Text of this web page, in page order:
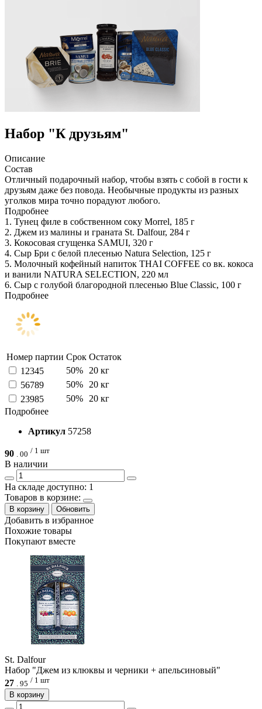
Набор "К друзьям"
Описание
Состав
Отличный подарочный набор, чтобы взять с собой в гости к
друзьям даже без повода. Необычные продукты из разных
уголков мира точно порадуют любого.
Подробнее
1. Тунец филе в собственном соку Morrel, 185 г
2. Джем из малины и граната St. Dalfour, 284 г
3. Кокосовая сгущенка SAMUI, 320 г
4. Сыр Бри с белой плесенью Natura Selection, 125 г
5. Молочный кофейный напиток THAI COFFEE со вк. кокоса
и ванили NATURA SELECTION, 220 мл
6. Сыр с голубой благородной плесенью Blue Classic, 100 г
Подробнее
Номер партии Срок Остаток
12345
50%
20 кг
56789
50%
20 кг
23985
50%
20 кг
Подробнее
Артикул 57258
90 . 00 / 1 шт
В наличии
На складе доступно: 1
Товаров в корзине:
В корзину Обновить
Добавить в избранное
Похожие товары
Покупают вместе
St. Dalfour
Набор "Джем из клюквы и черники + апельсиновый"
27 . 95 / 1 шт
В корзину